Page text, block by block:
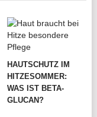
HAUTSCHUTZ IM
HITZESOMMER:
WAS IST BETA-
GLUCAN?